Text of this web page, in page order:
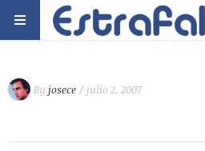
By josece / julio 2, 2007